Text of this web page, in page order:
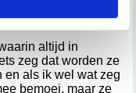
me stelen en me
altijd in
zeg dat worden ze
en als ik wel wat zeg
bemoei, maar ze